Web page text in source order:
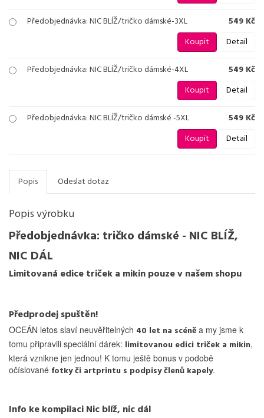
Předobjednávka: NIC BLÍŽ/tričko dámské-3XL
549 Kč
Koupit
Detail
Předobjednávka: NIC BLÍŽ/tričko dámské-4XL
549 Kč
Koupit
Detail
Předobjednávka: NIC BLÍŽ/tričko dámské -5XL
549 Kč
Koupit
Detail
Popis Odeslat dotaz
Popis výrobku
Předobjednávka: tričko dámské - NIC BLÍŽ,
NIC DÁL
Limitovaná edice triček a mikin pouze v našem shopu
Předprodej spuštěn!
OCEÁN letos slaví neuvěřitelných 40 let na scéně a my jsme k
tomu připravili speciální dárek: limitovanou edici triček a mikin,
která vznikne jen jednou! K tomu ještě bonus v podobě
očíslované fotky či artprintu s podpisy členů kapely.
Info ke kompilaci Nic blíž, nic dál